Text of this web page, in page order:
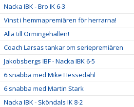
Nacka IBK - Bro IK 6-3
Vinst i hemmapremiären för herrarna!
Alla till Ormingehallen!
Coach Larsas tankar om seriepremiären
Jakobsbergs IBF - Nacka IBK 6-5
6 snabba med Mike Hessedahl
6 snabba med Martin Stark
Nacka IBK - Sköndals IK 8-2